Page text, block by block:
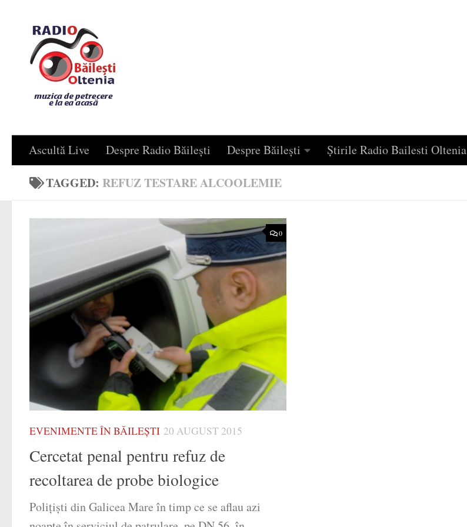
Ascultă Live Despre Radio Băilești Despre Băilești Știrile Radio Bailesti Oltenia
TAGGED: REFUZ TESTARE ALCOOLEMIE
0
EVENIMENTE ÎN BĂILEȘTI 20 AUGUST 2015
Cercetat penal pentru refuz de
recoltarea de probe biologice
Polițiști din Galicea Mare în timp ce se aflau azi